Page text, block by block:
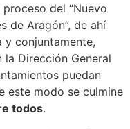
del “Nuevo
de Aragón”, de ahí
y conjuntamente,
Dirección General
puedan
este modo se culmine
todos.